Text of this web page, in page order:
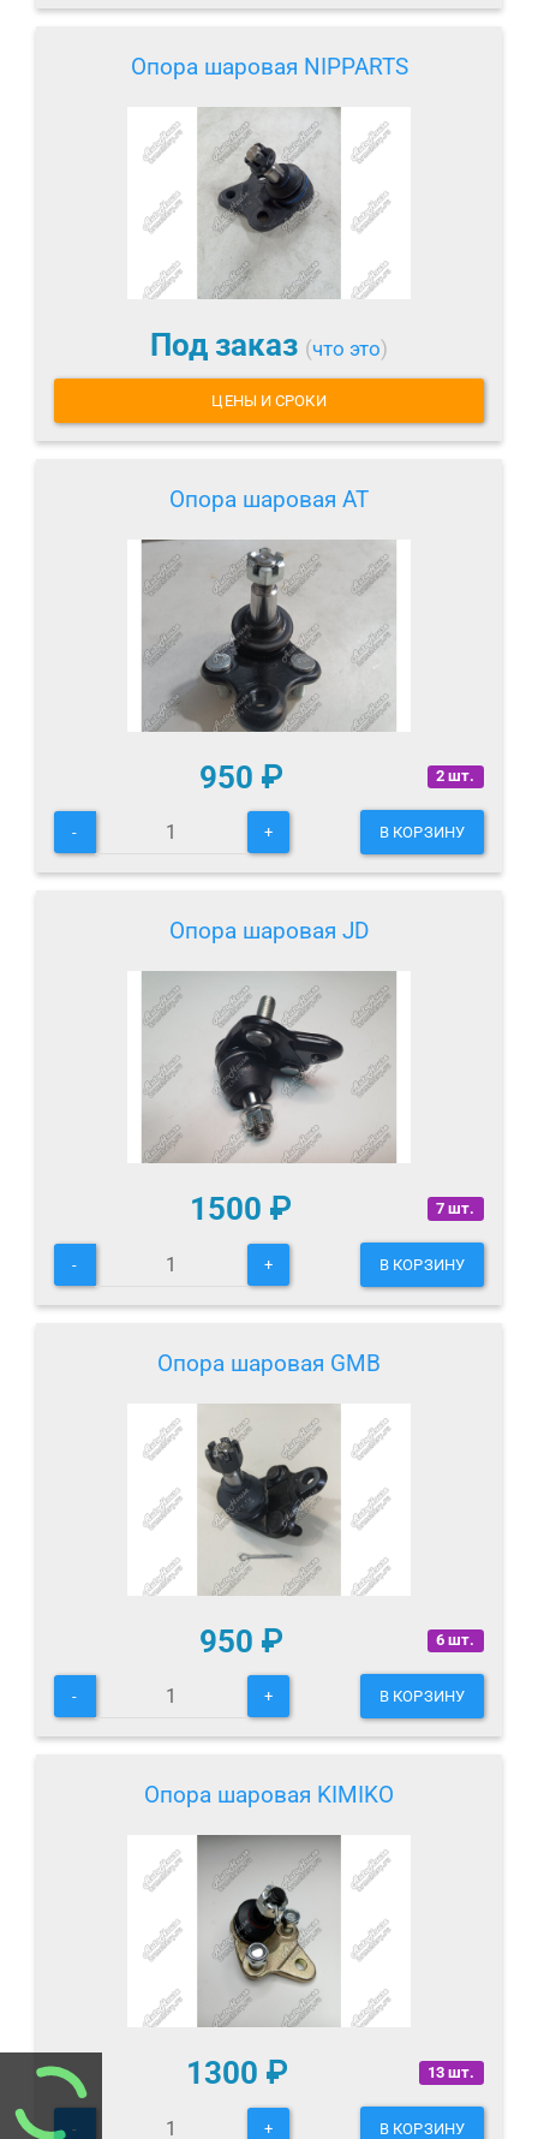
Опора шаровая NIPPARTS
Под заказ (что это)
ЦЕНЫ И СРОКИ
Опора шаровая AT
2 шт.
950 ₽
- + В КОРЗИНУ
Опора шаровая JD
7 шт.
1500 ₽
- + В КОРЗИНУ
Опора шаровая GMB
6 шт.
950 ₽
- + В КОРЗИНУ
Опора шаровая KIMIKO
13 шт.
1300 ₽
- + В КОРЗИНУ